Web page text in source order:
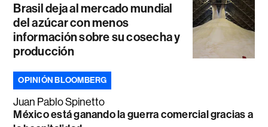
Brasil deja al mercado mundial
del azúcar con menos
información sobre su cosecha y
producción
OPINIÓN BLOOMBERG
Juan Pablo Spinetto
México está ganando la guerra comercial gracias a